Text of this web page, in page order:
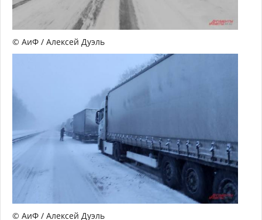
© АиФ / Алексей Дуэль
© АиФ / Алексей Дуэль